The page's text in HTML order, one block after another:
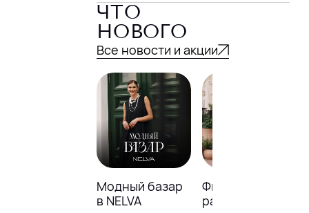
ЧТО
НОВОГО
Все новости и акции
Модный базар
в NELVA
Финальная
распродажа в